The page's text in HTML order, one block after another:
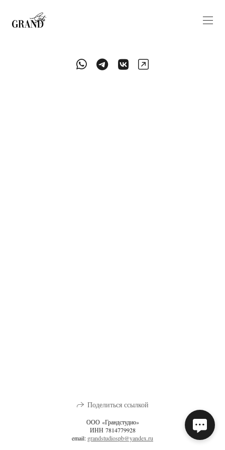
Поделиться ссылкой
ООО «Грандстудио»
ИНН 7814779928
email: grandstudiospb@yandex.ru